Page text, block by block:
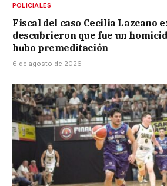
POLICIALES
Fiscal del caso Cecilia Lazcano
descubrieron que fue un
hubo premeditación
6 de agosto de 2026